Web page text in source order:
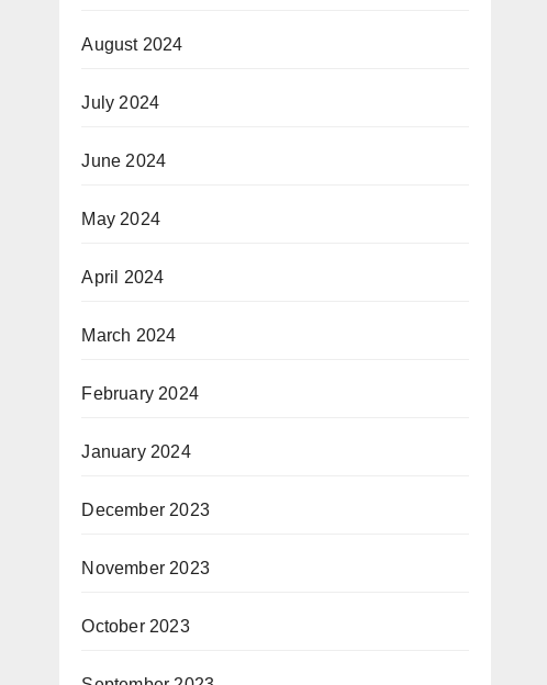
August 2024
July 2024
June 2024
May 2024
April 2024
March 2024
February 2024
January 2024
December 2023
November 2023
October 2023